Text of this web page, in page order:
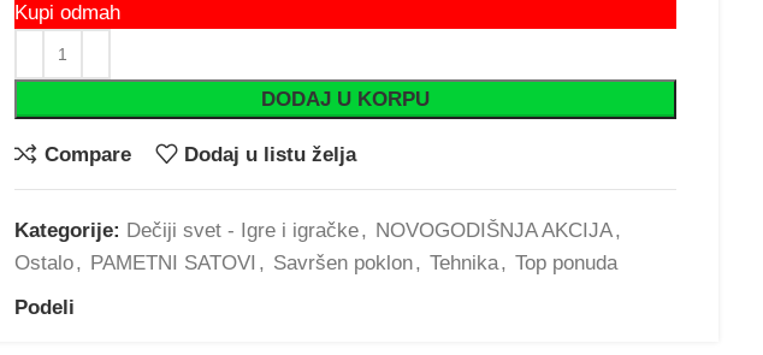
DODAJ U KORPU
Kupi odmah
Compare Dodaj u listu želja
Kategorije: Dečiji svet - Igre i igračke, NOVOGODIŠNJA AKCIJA,
Ostalo, PAMETNI SATOVI , Savršen poklon, Tehnika, Top ponuda
Podeli